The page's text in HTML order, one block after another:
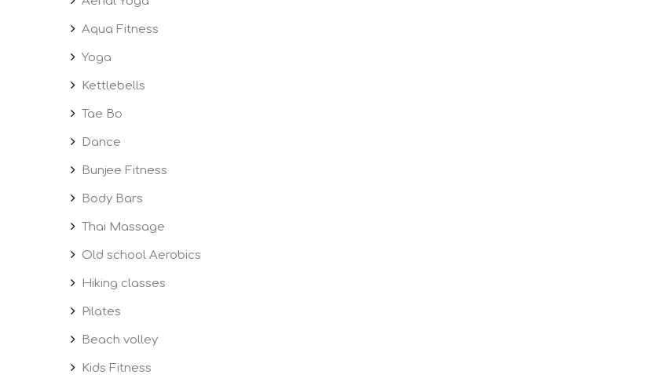
Aqua Fitness
Yoga
Kettlebells
Tae Bo
Dance
Bunjee Fitness
Body Bars
Thai Massage
Old school Aerobics
Hiking classes
Pilates
Beach volley
Kids Fitness